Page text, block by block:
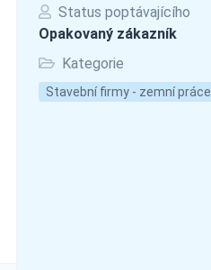
Status poptávajícího
Opakovaný zákazník
Kategorie
Stavební firmy - zemní práce